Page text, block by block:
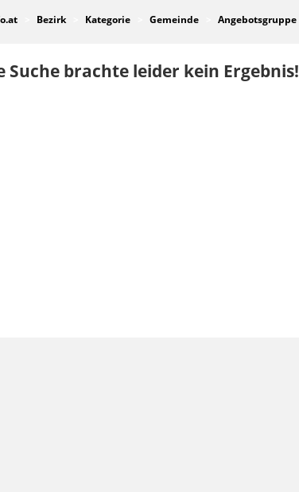
Bezirk Kategorie Gemeinde Angebotsgruppe
Suche brachte leider kein Ergebnis!